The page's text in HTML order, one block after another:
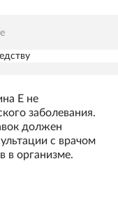
Е не
заболевания.
должен
с врачом
в организме.